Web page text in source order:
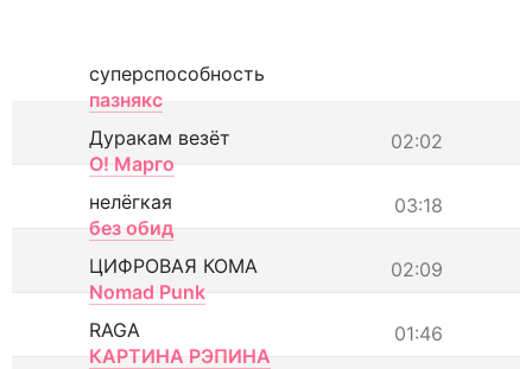
суперспособность
пазнякс
02:02
Дуракам везёт
О! Марго
03:18
нелёгкая
без обид
02:09
ЦИФРОВАЯ КОМА
Nomad Punk
01:46
RAGA
КАРТИНА РЭПИНА